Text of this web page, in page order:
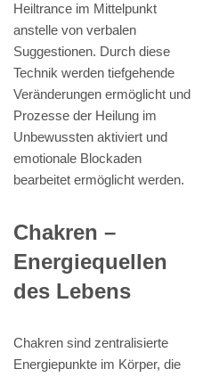
Heiltrance im Mittelpunkt
anstelle von verbalen
Suggestionen. Durch diese
Technik werden tiefgehende
Veränderungen ermöglicht und
Prozesse der Heilung im
Unbewussten aktiviert und
emotionale Blockaden
bearbeitet ermöglicht werden.
Chakren –
Energiequellen
des Lebens
Chakren sind zentralisierte
Energiepunkte im Körper, die